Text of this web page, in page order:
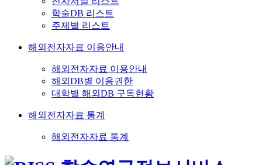
학술DB 리스트
주제별 리스트
해외전자자료 이용안내
해외전자자료 이용안내
해외DB별 이용권한
대학별 해외DB 구독현황
해외전자자료 통계
해외전자자료 통계